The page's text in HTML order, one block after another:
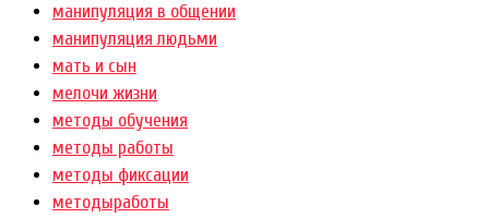
манипуляция в общении
манипуляция людьми
мать и сын
мелочи жизни
методы обучения
методы работы
методы фиксации
методыработы